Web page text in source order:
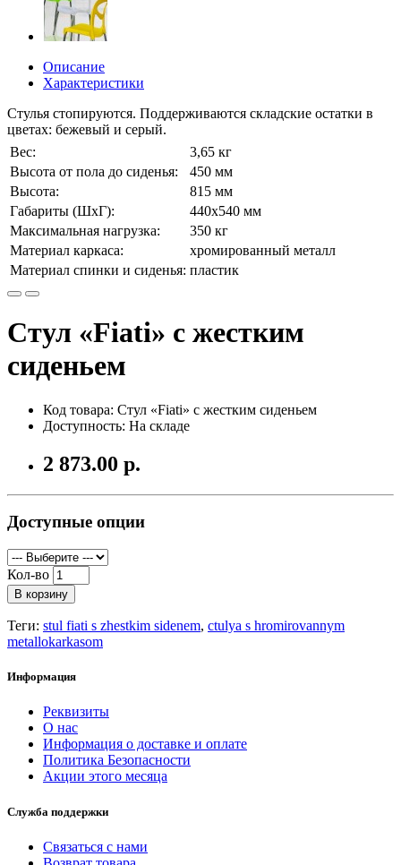
Описание
Характеристики
Стулья стопируются. Поддерживаются складские остатки в
цветах: бежевый и серый.
Вес:
3,65 кг
Высота от пола до сиденья:
450 мм
Высота:
815 мм
Габариты (ШхГ):
440х540 мм
Максимальная нагрузка:
350 кг
Материал каркаса:
хромированный металл
Материал спинки и сиденья: пластик
Стул «Fiati» с жестким
сиденьем
Код товара: Стул «Fiati» с жестким сиденьем
Доступность: На складе
2 873.00 р.
Доступные опции
Кол-во
В корзину
Теги: stul fiati s zhestkim sidenem, ctulya s hromirovannym
metallokarkasom
Информация
Реквизиты
О нас
Информация о доставке и оплате
Политика Безопасности
Акции этого месяца
Служба поддержки
Связаться с нами